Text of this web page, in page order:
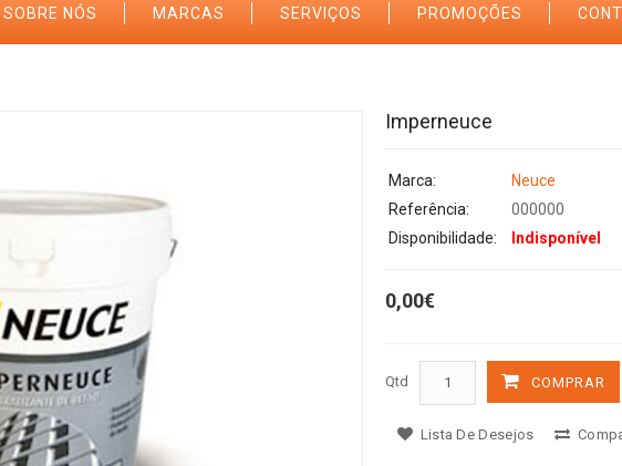
SOBRE NÓS MARCAS SERVIÇOS PROMOÇÕES
Imperneuce
Marca:
Neuce
Referência:
000000
Disponibilidade:
Indisponível
0,00€
Qtd COMPRAR
Lista De Desejos